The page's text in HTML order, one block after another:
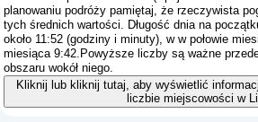
planowaniu podróży pamiętaj, że rzeczywista
tych średnich wartości. Długość dnia na
około 11:52 (godziny i minuty), w w połowie
miesiąca 9:42.Powyższe liczby są ważne
obszaru wokół niego.
Kliknij lub kliknij tutaj, aby wyświetlić
liczbie miejscowości w